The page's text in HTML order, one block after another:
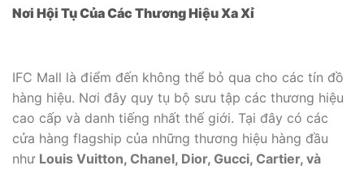
Nơi Hội Tụ Của Các Thương Hiệu Xa Xỉ
IFC Mall là điểm đến không thể bỏ qua cho các tín đồ
hàng hiệu. Nơi đây quy tụ bộ sưu tập các thương hiệu
cao cấp và danh tiếng nhất thế giới. Tại đây có các
cửa hàng flagship của những thương hiệu hàng đầu
như Louis Vuitton, Chanel, Dior, Gucci, Cartier, và